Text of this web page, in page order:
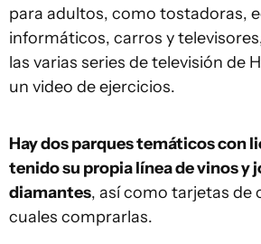
para adultos, como tostadoras,
informáticos, carros y
las varias series de televisión de
un video de ejercicios.
Hay dos parques temáticos con
tenido su propia línea de vinos y
diamantes, así como tarjetas de
cuales comprarlas.